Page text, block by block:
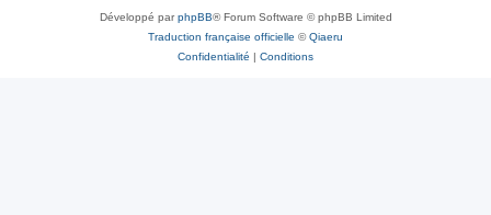
Développé parphpBB® Forum Software © phpBB Limited
Traduction française officielle ©Qiaeru
Confidentialité | Conditions